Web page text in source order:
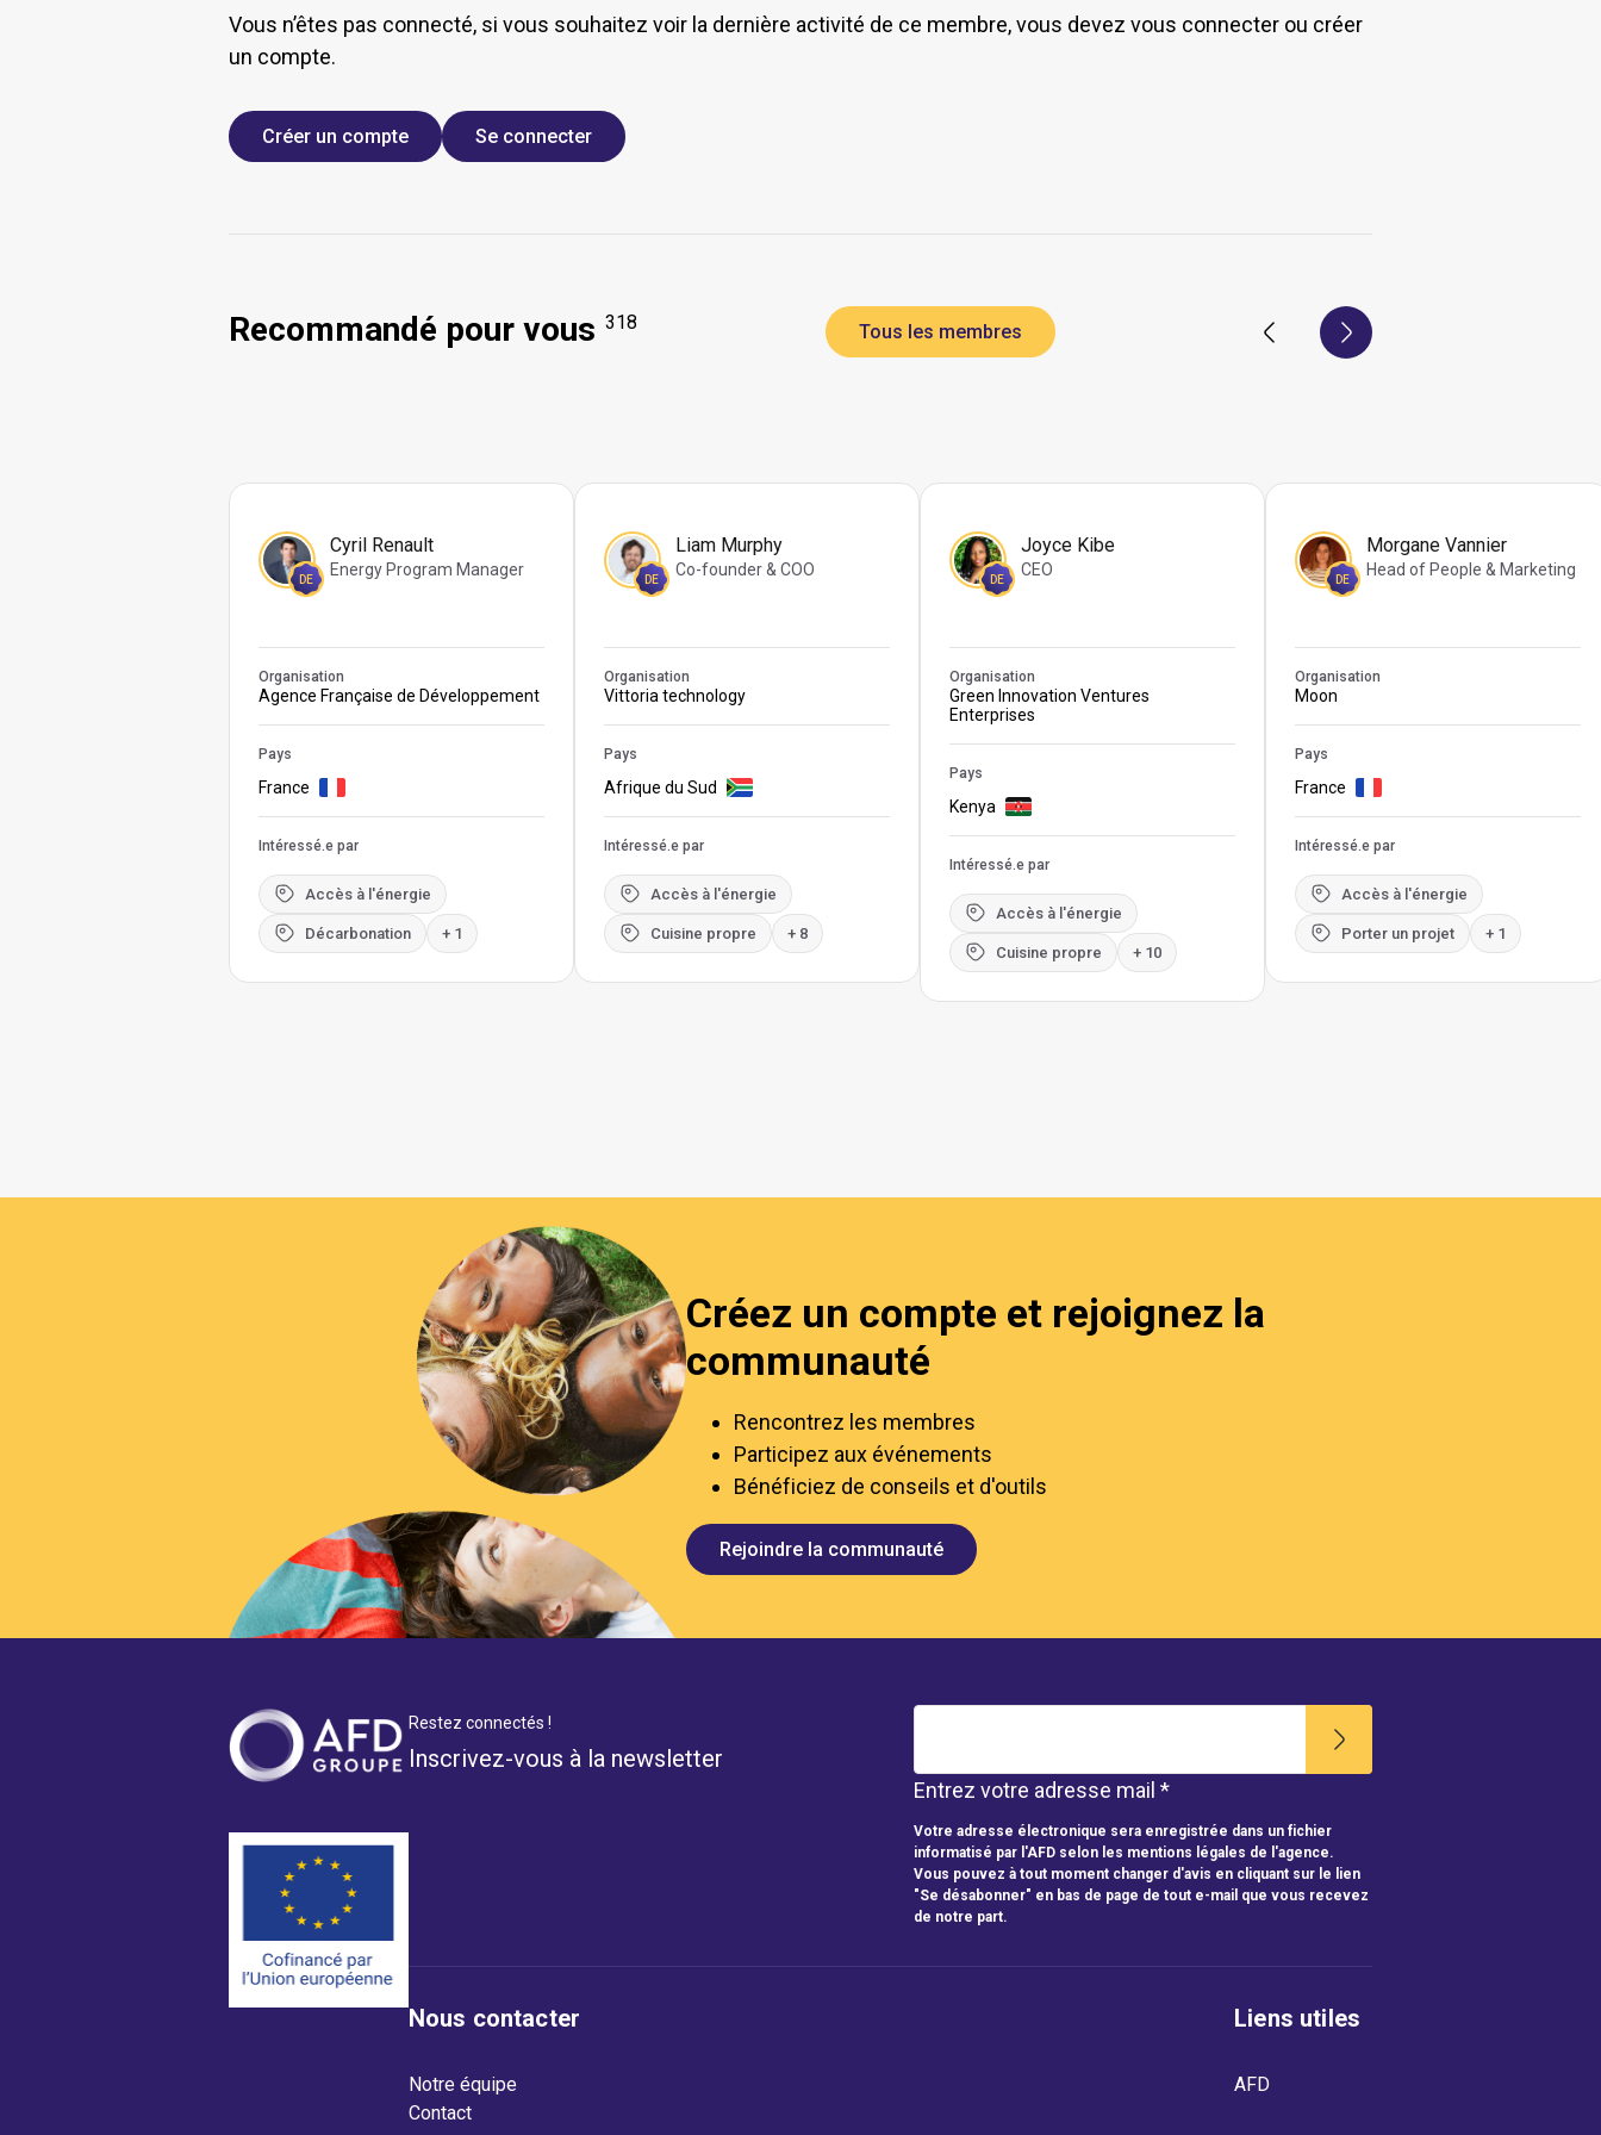
Vous n’êtes pas connecté, si vous souhaitez voir la dernière activité de ce membre, vous devez vous connecter ou créer
un compte.
Créer un compte Se connecter
Recommandé pour vous 318 Tous les membres
DE
Cyril Renault
Energy Program Manager
Organisation
Agence Française de Développement
Pays
France
Intéressé.e par
Accès à l'énergie
Décarbonation + 1
DE
Liam Murphy
Co-founder & COO
Organisation
Vittoria technology
Pays
Afrique du Sud
Intéressé.e par
Accès à l'énergie
Cuisine propre + 8
DE
Joyce Kibe
CEO
Organisation
Green Innovation Ventures
Enterprises
Pays
Kenya
Intéressé.e par
Accès à l'énergie
Cuisine propre + 10
DE
Morgane Vannier
Head of People & Marketing
Organisation
Moon
Pays
France
Intéressé.e par
Accès à l'énergie
Porter un projet + 1
Créez un compte et rejoignez la
communauté
Rencontrez les membres
Participez aux événements
Bénéficiez de conseils et d'outils
Rejoindre la communauté
Restez connectés !
Inscrivez-vous à la newsletter
Entrez votre adresse mail *
Votre adresse électronique sera enregistrée dans un fichier
informatisé par l'AFD selon les mentions légales de l'agence.
Vous pouvez à tout moment changer d'avis en cliquant sur le lien
"Se désabonner" en bas de page de tout e-mail que vous recevez
de notre part.
Nous contacter
Notre équipe
Contact
Liens utiles
AFD